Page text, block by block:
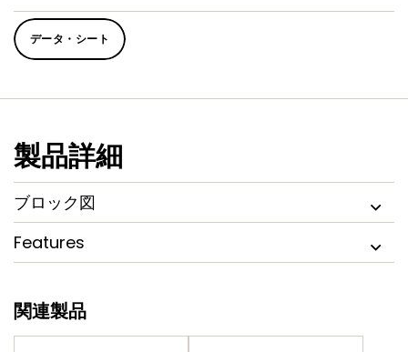
programmable Limp Home mode. The driver IC allows
configurable operation during the Limp Home mode in
case SPI communication with the microcontroller has
failed. Once the loss of SPI communication is detected, the
ASL1507SHN; ASL2507SHN Data Sheet [English].
データ・シート
製品詳細
ブロック図
Features
関連製品